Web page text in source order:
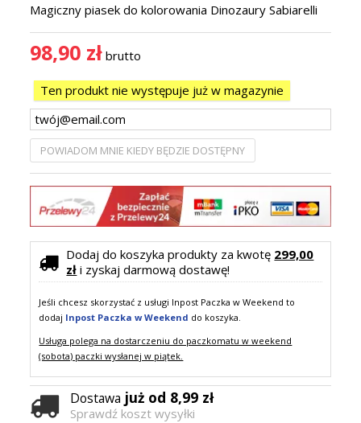
Magiczny piasek do kolorowania Dinozaury Sabiarelli
98,90 zł brutto
Ten produkt nie występuje już w magazynie
POWIADOM MNIE KIEDY BĘDZIE DOSTĘPNY
Dodaj do koszyka produkty za kwotę 299,00
zł i zyskaj darmową dostawę!
Jeśli chcesz skorzystać z usługi Inpost Paczka w Weekend to
dodaj Inpost Paczka w Weekend do koszyka.
Usługa polega na dostarczeniu do paczkomatu w weekend
(sobota) paczki wysłanej w piątek.
Dostawa już od 8,99 zł
Sprawdź koszt wysyłki